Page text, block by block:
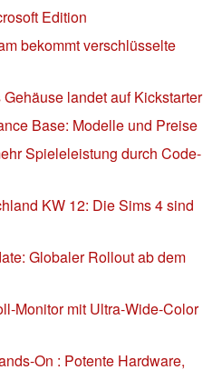
Edition
bekommt verschlüsselte
landet auf Kickstarter
Base: Modelle und Preise
Spieleleistung durch Code-
KW 12: Die Sims 4 sind
Globaler Rollout ab dem
Monitor mit Ultra-Wide-Color
On : Potente Hardware,